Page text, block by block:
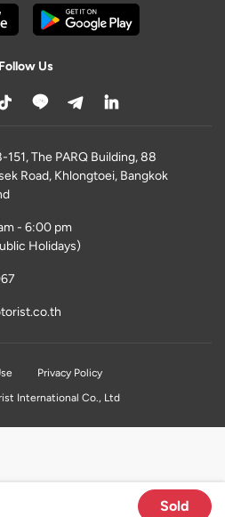
Sold
Follow Us
151, The PARQ Building, 88
Road, Khlongtoei, Bangkok
- 6:00 pm
Holidays)
Privacy Policy
International Co., Ltd